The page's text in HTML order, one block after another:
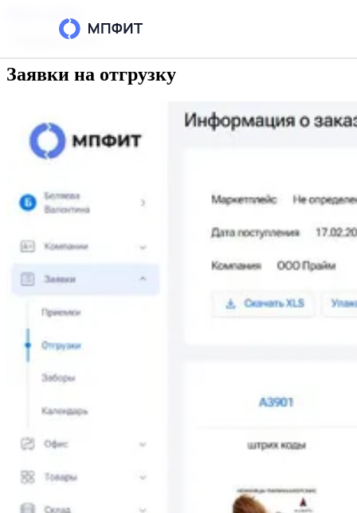
Возможности
Интеграции
Тарифы
РЕСУРСЫ
Кейсы
База знаний
API
17 февраля 2025 г.
Заявки на отгрузку